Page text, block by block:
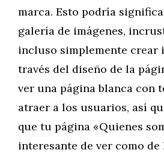
marca. Esto podría
galería de imágenes,
incluso simplemente crear
través del diseño de la
ver una página blanca con
atraer a los usuarios, así
que tu página «Quienes
interesante de ver como de